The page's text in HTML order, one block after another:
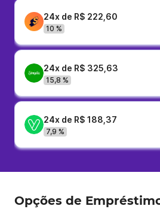
24x de R$ 222,60
10 %
24x de R$ 325,63
15,8 %
24x de R$ 188,37
7,9 %
Opções de